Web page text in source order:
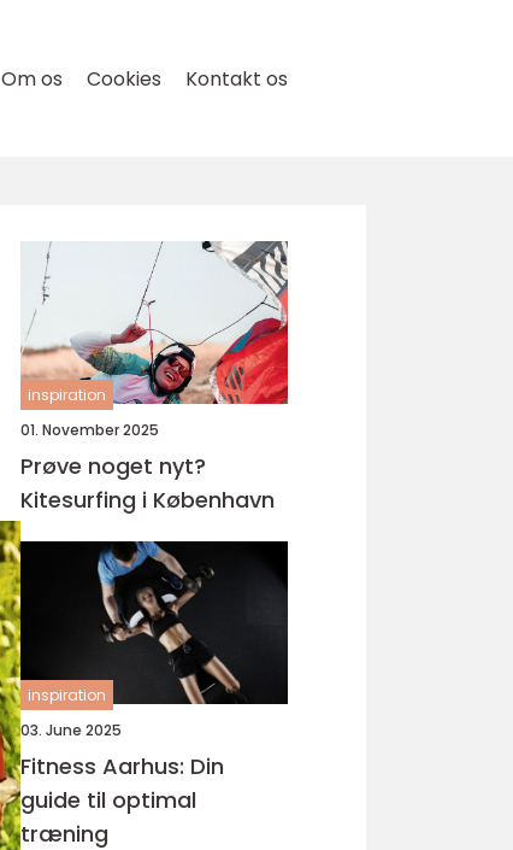
Om os Cookies Kontakt os
inspiration
01. November 2025
Prøve noget nyt?
Kitesurfing i København
inspiration
03. June 2025
Fitness Aarhus: Din
guide til optimal
træning